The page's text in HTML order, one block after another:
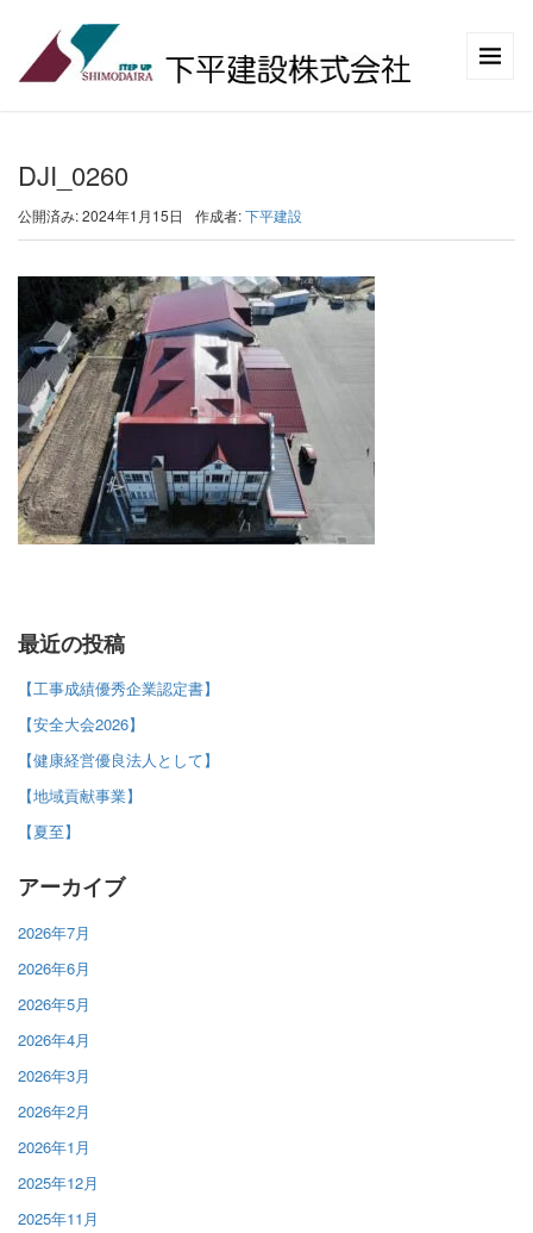
DJI_0260
公開済み: 2024年1月15日 作成者:下平建設
最近の投稿
【工事成績優秀企業認定書】
【安全大会2026】
【健康経営優良法人として】
【地域貢献事業】
【夏至】
アーカイブ
2026年7月
2026年6月
2026年5月
2026年4月
2026年3月
2026年2月
2026年1月
2025年12月
2025年11月